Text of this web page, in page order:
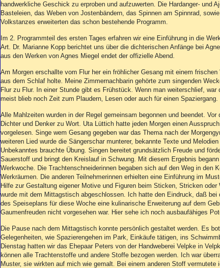
handwerkliche Geschick zu erproben und aufzuwerten. Die Hardanger- und
Basteleien, das Weben von Jostenbändern, das Spinnen am Spinnrad,
Volkstanzes erweiterten das schon bestehende Programm.
Im 2. Programmteil des ersten Tages erfahren wir eine Einführung in die
Art. Dr. Marianne Kopp berichtet uns über die dichterischen Anfänge bei
aus den Werken von Agnes Miegel endet der offizielle Abend.
Am Morgen erschallte vom Flur her ein fröhlicher Gesang mit einem
aus dem Schlaf holte. Meine Zimmernachbarin gehörte zum singenden
Flur zu Flur. In einer Stunde gibt es Frühstück. Wenn man weiterschlief, war
meist blieb noch Zeit zum Plaudern, Lesen oder auch für einen Spaziergang.
Alle Mahlzeiten wurden in der Regel gemeinsam begonnen und beendet.
Dichter und Denker zu Wort. Uta Lüttich hatte jeden Morgen einen
vorgelesen. Singe wem Gesang gegeben war das Thema nach der
weiteren Lied wurde die Sängerschar munterer, bekannte Texte und
Unbekanntes brauchte Übung. Singen bereitet grundsätzlich Freude und
Sauerstoff und bringt den Kreislauf in Schwung. Mit diesem Ergebnis
Werkwoche. Die Trachtenschneiderinnen begaben sich auf den Weg in den
Werkräumen. Die anderen Teilnehmerinnen erhielten eine Einführung im
Hilfe zur Gestaltung eigener Motive und Figuren beim Sticken, Stricken oder
wurde mit dem Mittagstisch abgeschlossen. Ich hatte den Eindruck, daß bei
des Speiseplans für diese Woche eine kulinarische Erweiterung auf dem
Gaumenfreuden nicht vorgesehen war. Hier sehe ich noch ausbaufähiges
Die Pause nach dem Mittagstisch konnte persönlich gestaltet werden. Es
Gelegenheiten, wie Spazierengehen im Park, Einkäufe tätigen, ins
Dienstag hatten wir das Ehepaar Peters von der Handweberei Velpke in
können alle Trachtenstoffe und andere Stoffe bezogen werden. Ich war
Muster, sie wirkten auf mich wie gemalt. Bei einem anderen Stoff vermutete